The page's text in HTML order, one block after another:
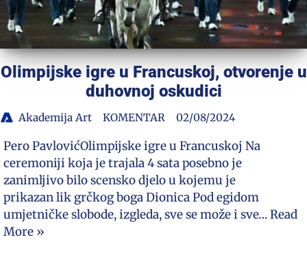
Olimpijske igre u Francuskoj, otvorenje u
duhovnoj oskudici
Akademija Art KOMENTAR 02/08/2024
Pero PavlovićOlimpijske igre u Francuskoj Na
ceremoniji koja je trajala 4 sata posebno je
zanimljivo bilo scensko djelo u kojemu je
prikazan lik grčkog boga Dionica Pod egidom
umjetničke slobode, izgleda, sve se može i sve…Read
More »